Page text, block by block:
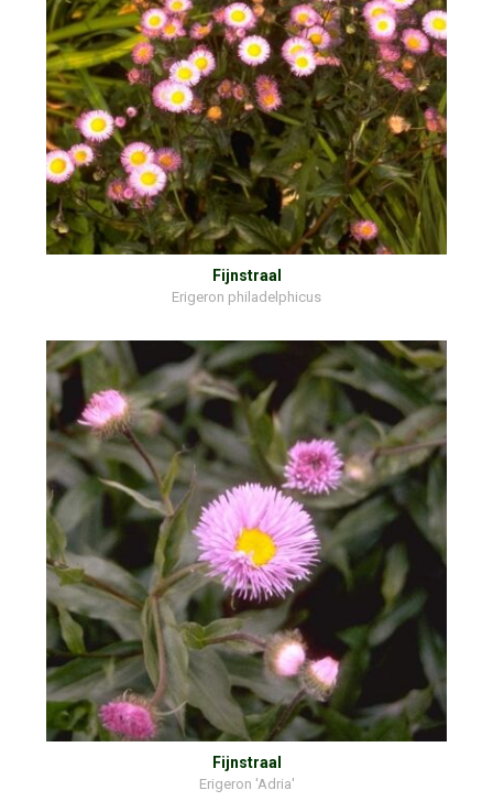
Fijnstraal
Erigeron philadelphicus
Fijnstraal
Erigeron 'Adria'